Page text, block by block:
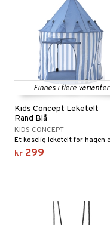
Finnes i flere varianter
Kids Concept Leketelt
Rand Blå
KIDS CONCEPT
kr 299